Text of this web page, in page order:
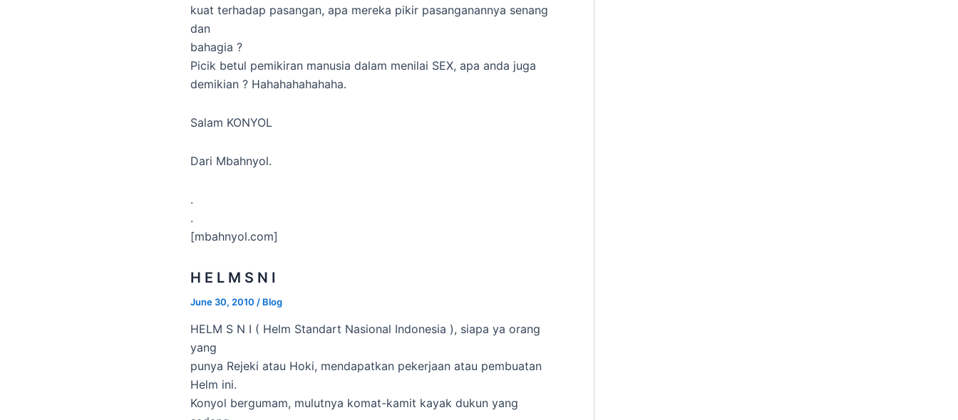
kuat terhadap pasangan, apa mereka pikir pasanganannya senang
dan
bahagia ?
Picik betul pemikiran manusia dalam menilai SEX, apa anda juga
demikian ? Hahahahahahaha.
Salam KONYOL
Dari Mbahnyol.
.
.
[mbahnyol.com]
H E L M S N I
June 30, 2010 / Blog
HELM S N I ( Helm Standart Nasional Indonesia ), siapa ya orang
yang
punya Rejeki atau Hoki, mendapatkan pekerjaan atau pembuatan
Helm ini.
Konyol bergumam, mulutnya komat-kamit kayak dukun yang